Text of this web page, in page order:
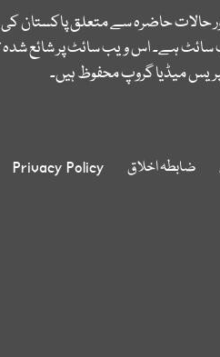
حالات حاضرہ سے متعلق پاکستان
ہے۔ اس ویب سائٹ پر شائع شدہ
میڈیا گروپ محفوظ ہیں۔
ضابطہ اخلاق Privacy Policy